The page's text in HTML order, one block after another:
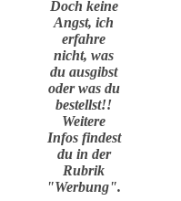
Doch keine
Angst, ich
erfahre
nicht, was
du ausgibst
oder was du
bestellst!!
Weitere
Infos findest
du in der
Rubrik
"Werbung".